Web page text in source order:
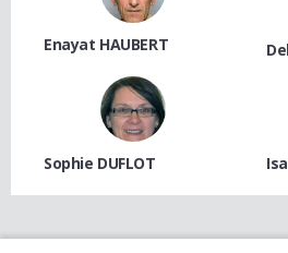
Enayat HAUBERT
Sophie DUFLOT